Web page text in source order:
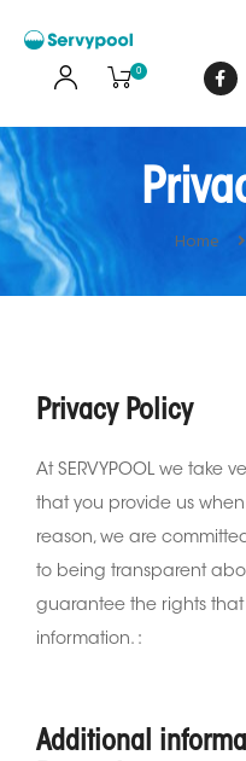
0
Home
Privacy Policy
At SERVYPOOL we take
that you provide us
reason, we are
to being transparent
guarantee the rights
information. :
Additional